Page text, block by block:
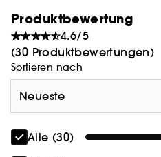
Produktbewertung
4.6/5
(30 Produktbewertungen)
Sortieren nach
Neueste
Alle (30)